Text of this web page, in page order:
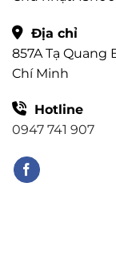
Địa chỉ
857A Tạ Quang
Chí Minh
Hotline
0947 741 907